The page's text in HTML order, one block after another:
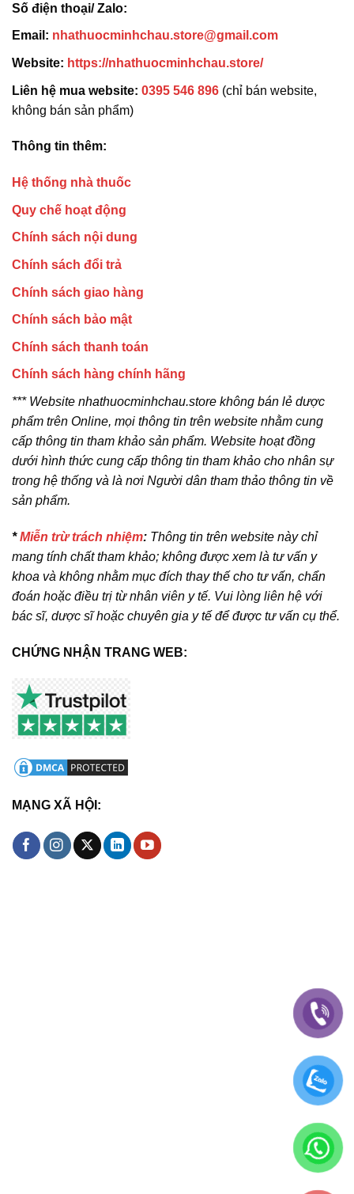
Số điện thoại/ Zalo:
Email: nhathuocminhchau.store@gmail.com
Website: https://nhathuocminhchau.store/
Liên hệ mua website: 0395 546 896 (chỉ bán website,
không bán sản phẩm)
Thông tin thêm:
Hệ thống nhà thuốc
Quy chế hoạt động
Chính sách nội dung
Chính sách đổi trả
Chính sách giao hàng
Chính sách bảo mật
Chính sách thanh toán
Chính sách hàng chính hãng
*** Website nhathuocminhchau.store không bán lẻ dược
phẩm trên Online, mọi thông tin trên website nhằm cung
cấp thông tin tham khảo sản phẩm. Website hoạt đồng
dưới hình thức cung cấp thông tin tham khảo cho nhân sự
trong hệ thống và là nơi Người dân tham thảo thông tin về
sản phẩm.
*Miễn trừ trách nhiệm: Thông tin trên website này chỉ
mang tính chất tham khảo; không được xem là tư vấn y
khoa và không nhằm mục đích thay thế cho tư vấn, chẩn
đoán hoặc điều trị từ nhân viên y tế. Vui lòng liên hệ với
bác sĩ, dược sĩ hoặc chuyên gia y tế để được tư vấn cụ thể.
CHỨNG NHẬN TRANG WEB:
MẠNG XÃ HỘI: